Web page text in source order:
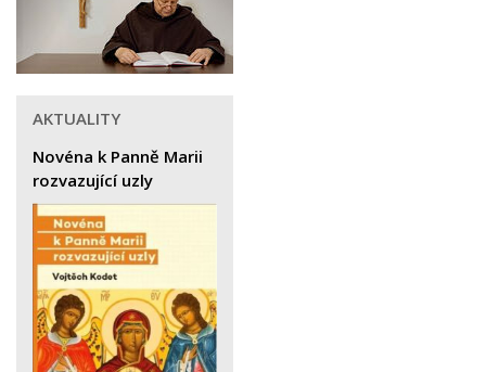
AKTUALITY
Novéna k Panně Marii
rozvazující uzly